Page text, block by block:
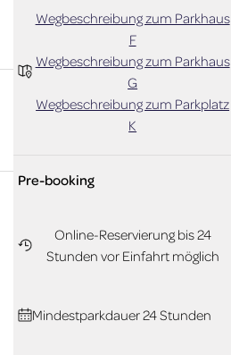
Wegbeschreibung zum Parkhaus
F
Wegbeschreibung zum Parkhaus
G
Wegbeschreibung zum Parkplatz
K
Pre-booking
Online-Reservierung bis 24
Stunden vor Einfahrt möglich
Mindestparkdauer 24 Stunden